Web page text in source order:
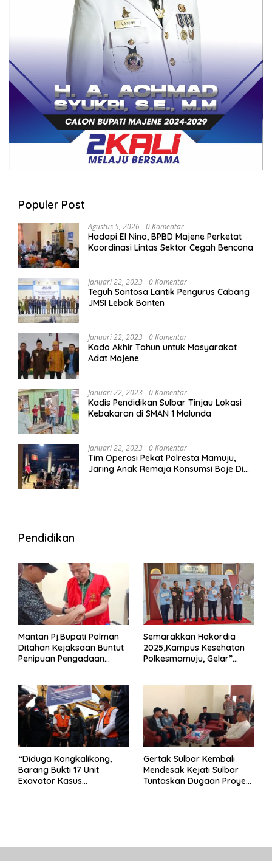
Populer Post
Agustus 5, 2026 0 Komentar
Hadapi El Nino, BPBD Majene Perketat
Koordinasi Lintas Sektor Cegah Bencana
Januari 22, 2023 0 Komentar
Teguh Santosa Lantik Pengurus Cabang
JMSI Lebak Banten
Januari 22, 2023 0 Komentar
Kado Akhir Tahun untuk Masyarakat
Adat Majene
Januari 22, 2023 0 Komentar
Kadis Pendidikan Sulbar Tinjau Lokasi
Kebakaran di SMAN 1 Malunda
Januari 22, 2023 0 Komentar
Tim Operasi Pekat Polresta Mamuju,
Jaring Anak Remaja Konsumsi Boje Di
Pendidikan
Mantan Pj.Bupati Polman
Ditahan Kejaksaan Buntut
Penipuan Pengadaan
Semarakkan Hakordia
2025;Kampus Kesehatan
Polkesmamuju, Gelar”
“Diduga Kongkalikong,
Barang Bukti 17 Unit
Exavator Kasus
Gertak Sulbar Kembali
Mendesak Kejati Sulbar
Tuntaskan Dugaan Proyek